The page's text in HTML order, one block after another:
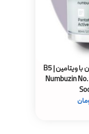
کرم تسکین‌دهنده نامبوزین با ویتامین B5 |
Numbuzin